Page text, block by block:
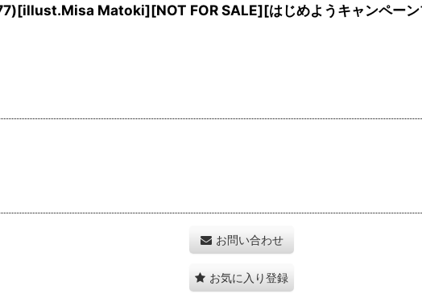
Matoki][NOT FOR SALE][はじめようキャンペーン
お問い合わせ
お気に入り登録